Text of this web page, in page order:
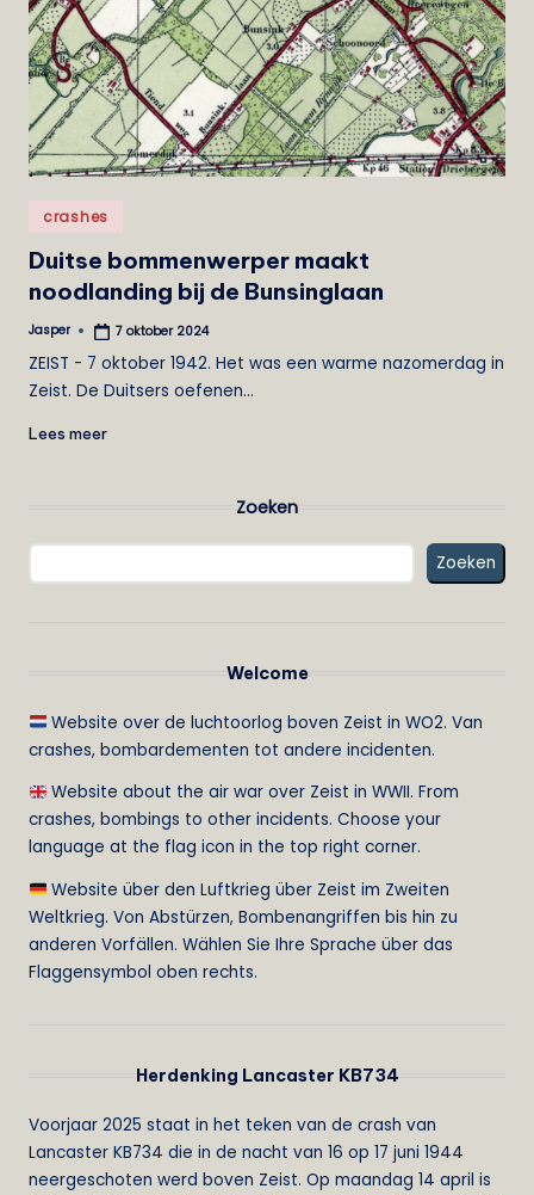
e
i
s
t
Geplaatst
crashes
Duitse bommenwerper maakt
noodlanding bij de Bunsinglaan
Geplaatst
Jasper 7 oktober 2024
ZEIST - 7 oktober 1942. Het was een warme nazomerdag in
Zeist. De Duitsers oefenen…
Lees meer
Zoeken
Zoeken
Welcome
Website over de luchtoorlog boven Zeist in WO2. Van
crashes, bombardementen tot andere incidenten.
Website about the air war over Zeist in WWII. From
crashes, bombings to other incidents. Choose your
language at the flag icon in the top right corner.
Website über den Luftkrieg über Zeist im Zweiten
Weltkrieg. Von Abstürzen, Bombenangriffen bis hin zu
anderen Vorfällen. Wählen Sie Ihre Sprache über das
Flaggensymbol oben rechts.
Herdenking Lancaster KB734
Voorjaar 2025 staat in het teken van de crash van
Lancaster KB734 die in de nacht van 16 op 17 juni 1944
neergeschoten werd boven Zeist. Op maandag 14 april is